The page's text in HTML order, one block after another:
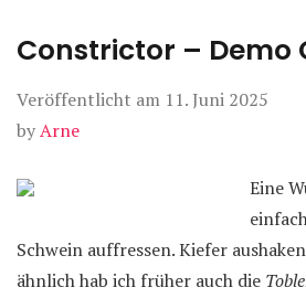
Constrictor – Demo
Veröffentlicht am 11. Juni 2025
byArne
Eine
Schwein auffressen. Kiefer
ähnlich hab ich früher auch die